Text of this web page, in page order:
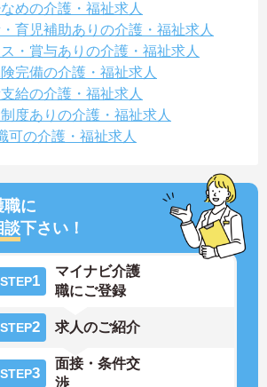
めの介護・福祉求人
育児補助ありの介護・福祉求人
・賞与ありの介護・福祉求人
完備の介護・福祉求人
給の介護・福祉求人
度ありの介護・福祉求人
可の介護・福祉求人
職に
談下さい！
STEP1
マイナビ介護
職にご登録
STEP2 求人のご紹介
STEP3
面接・条件交
渉